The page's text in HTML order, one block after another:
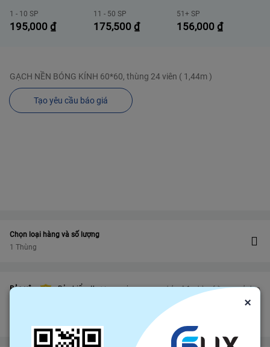
195,000 ₫
1 - 10 SP
175,500 ₫
11 - 50 SP
156,000₫
51+ SP
GẠCH NỀN BÓNG KÍNH 60*60, thùng 24 viên ( 1,44m )
Tạo yêu cầu báo giá
Chọn loại hàng và số lượng
1 Thùng
Bảo vệ Bảo hiểm thương mại bảo vệ đơn hàng felix.store của bạn
×